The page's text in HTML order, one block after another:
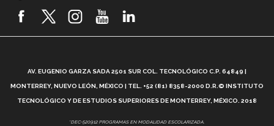
2026! (video)
¿Cómo es el Modelo Educativo Tec? (video)
Vida Tec: Feminismo e Inteligencia Artificial, Paola
AV. EUGENIO GARZA SADA 2501 SUR COL. TECNOLÓGICO C.P. 64849 |
MONTERREY, NUEVO LEÓN, MÉXICO | TEL. +52 (81) 8358-2000 D.R.© INSTITUTO
TECNOLÓGICO Y DE ESTUDIOS SUPERIORES DE MONTERREY, MÉXICO. 2018
*DEC-520912 PROGRAMAS EN MODALIDAD ESCOLARIZADA.